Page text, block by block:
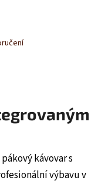
kávovar s
výbavu v